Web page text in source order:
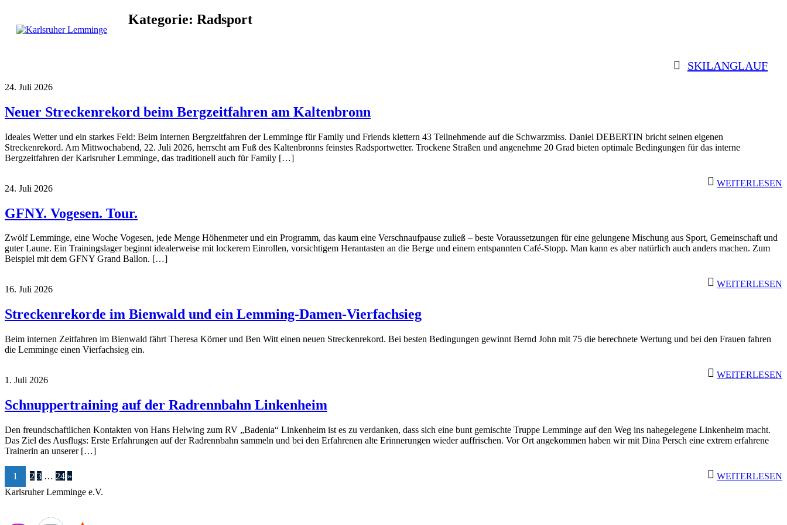
content
Kategorie: Radsport
SKILANGLAUF
24. Juli 2026
Neuer Streckenrekord beim Bergzeitfahren am Kaltenbronn
Ideales Wetter und ein starkes Feld: Beim internen Bergzeitfahren der Lemminge für Family und Friends klettern 43 Teilnehmende auf die Schwarzmiss. Daniel DEBERTIN bricht seinen eigenen
Streckenrekord. Am Mittwochabend, 22. Juli 2026, herrscht am Fuß des Kaltenbronns feinstes Radsportwetter. Trockene Straßen und angenehme 20 Grad bieten optimale Bedingungen für das interne
Bergzeitfahren der Karlsruher Lemminge, das traditionell auch für Family […]
WEITERLESEN
24. Juli 2026
GFNY. Vogesen. Tour.
Zwölf Lemminge, eine Woche Vogesen, jede Menge Höhenmeter und ein Programm, das kaum eine Verschnaufpause zuließ – beste Voraussetzungen für eine gelungene Mischung aus Sport, Gemeinschaft und
guter Laune. Ein Trainingslager beginnt idealerweise mit lockerem Einrollen, vorsichtigem Herantasten an die Berge und einem entspannten Café-Stopp. Man kann es aber natürlich auch anders machen. Zum
Beispiel mit dem GFNY Grand Ballon. […]
WEITERLESEN
16. Juli 2026
Streckenrekorde im Bienwald und ein Lemming-Damen-Vierfachsieg
Beim internen Zeitfahren im Bienwald fährt Theresa Körner und Ben Witt einen neuen Streckenrekord. Bei besten Bedingungen gewinnt Bernd John mit 75 die berechnete Wertung und bei den Frauen fahren
die Lemminge einen Vierfachsieg ein.
WEITERLESEN
1. Juli 2026
Schnuppertraining auf der Radrennbahn Linkenheim
Den freundschaftlichen Kontakten von Hans Helwing zum RV „Badenia“ Linkenheim ist es zu verdanken, dass sich eine bunt gemischte Truppe Lemminge auf den Weg ins nahegelegene Linkenheim macht.
Das Ziel des Ausflugs: Erste Erfahrungen auf der Radrennbahn sammeln und bei den Erfahrenen alte Erinnerungen wieder auffrischen. Vor Ort angekommen haben wir mit Dina Persch eine extrem erfahrene
Trainerin an unserer […]
WEITERLESEN
1 2 3 … 24 »
Karlsruher Lemminge e.V.